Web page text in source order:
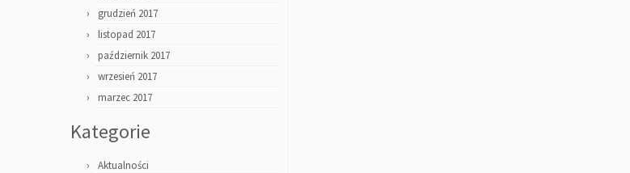
grudzień 2017
listopad 2017
październik 2017
wrzesień 2017
marzec 2017
Kategorie
Aktualności